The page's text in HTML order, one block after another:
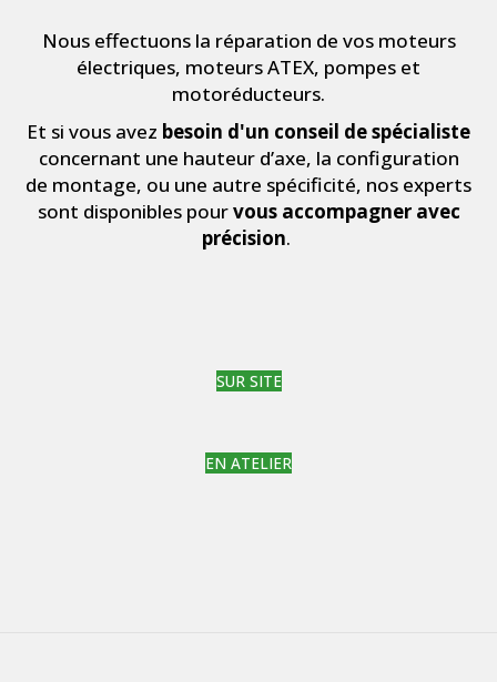
Nous effectuons la réparation de vos moteurs
électriques, moteurs ATEX, pompes et
motoréducteurs.
Et si vous avez besoin d'un conseil de spécialiste
concernant une hauteur d’axe, la configuration
de montage, ou une autre spécificité, nos experts
sont disponibles pourvous accompagner avec
précision.
SUR SITE
EN ATELIER